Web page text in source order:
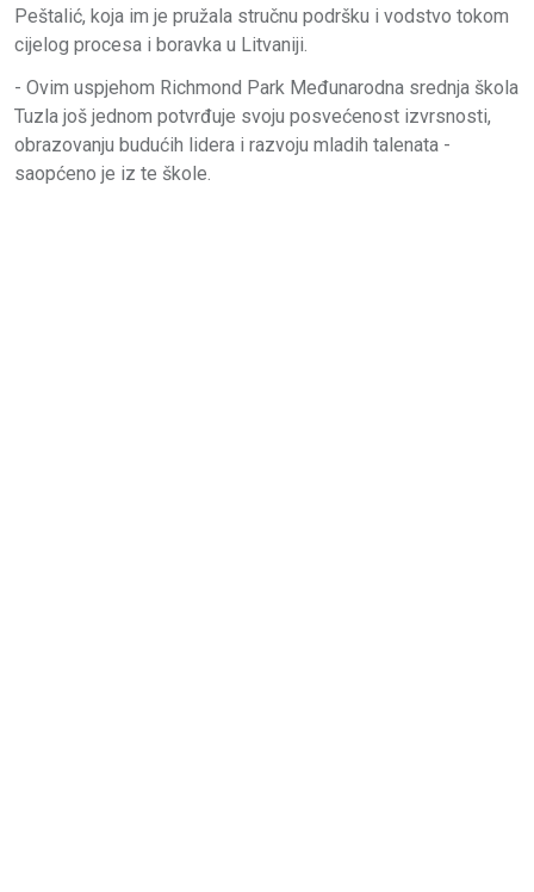
Peštalić, koja im je pružala stručnu podršku i vodstvo tokom
cijelog procesa i boravka u Litvaniji.
- Ovim uspjehom Richmond Park Međunarodna srednja škola
Tuzla još jednom potvrđuje svoju posvećenost izvrsnosti,
obrazovanju budućih lidera i razvoju mladih talenata -
saopćeno je iz te škole.